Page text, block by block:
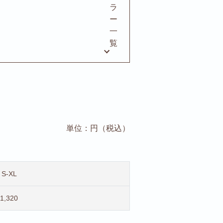
ラ
ー
一
覧
単位：円（税込）
S-XL
1,320